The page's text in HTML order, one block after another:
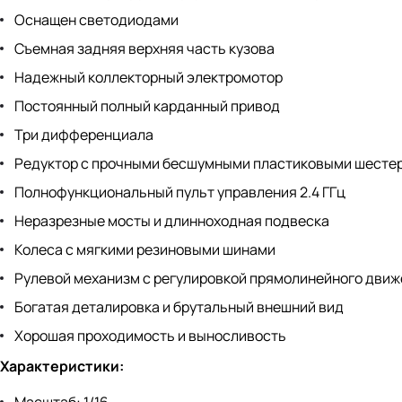
Оснащен светодиодами
Съемная задняя верхняя часть кузова
Надежный коллекторный электромотор
Постоянный полный карданный привод
Три дифференциала
Редуктор с прочными бесшумными пластиковыми
Полнофункциональный пульт управления 2.4 ГГц
Неразрезные мосты и длинноходная подвеска
Колеса с мягкими резиновыми шинами
Рулевой механизм с регулировкой прямолинейного
Богатая деталировка и брутальный внешний вид
Хорошая проходимость и выносливость
Характеристики: